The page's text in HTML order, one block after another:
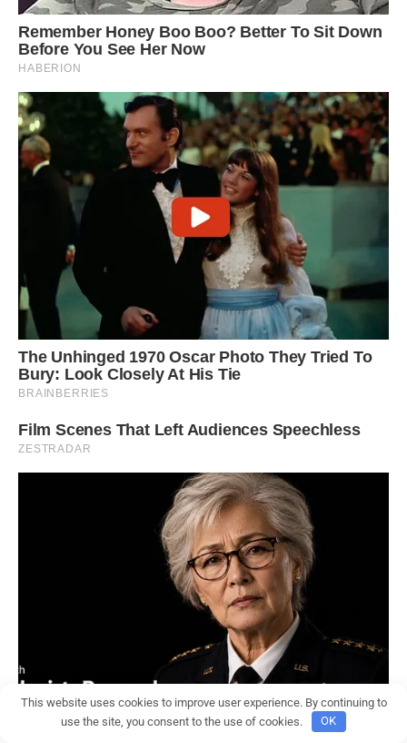
This website uses cookies to improve user experience. By continuing to
use the site, you consent to the use of cookies.
OK